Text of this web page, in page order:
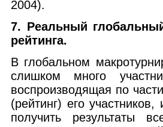
2004).
7. Реальный
рейтинга.
В глобальном
слишком много
воспроизводящая по
(рейтинг) его
получить результаты